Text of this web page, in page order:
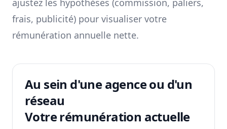
ajustez les hypothèses (commission, paliers,
frais, publicité) pour visualiser votre
rémunération annuelle nette.
Au sein d'une agence ou d'un
réseau
Votre rémunération actuelle